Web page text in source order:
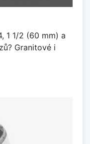
1 1/2 (60 mm) a
Granitové i